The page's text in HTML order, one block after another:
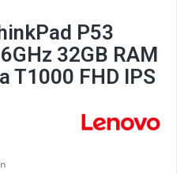
P53
32GB RAM
T1000 FHD IPS